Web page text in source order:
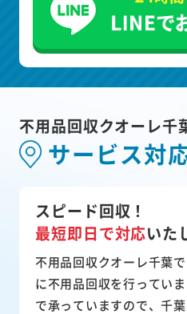
不用品回収クオーレ千
サービス対
スピード回収！
最短即日で対応いた
不用品回収クオーレ千葉
に不用品回収を行ってい
で承っていますので、千